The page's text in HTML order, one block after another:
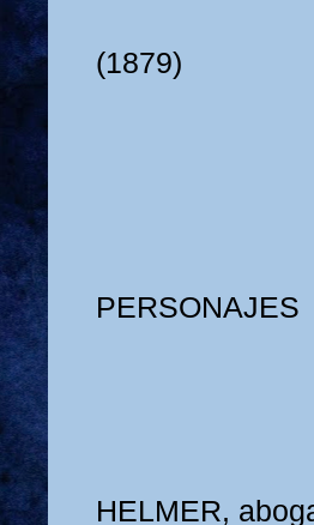
(1879)
PERSONAJES
HELMER,